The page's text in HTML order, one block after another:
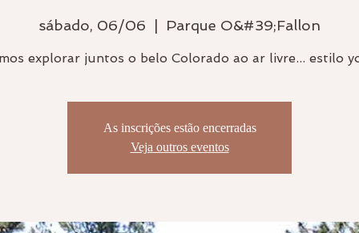
sábado, 06/06 Parque O&#39;Fallon
explorar juntos o belo Colorado ao ar livre... estilo
As inscrições estão encerradas
Veja outros eventos